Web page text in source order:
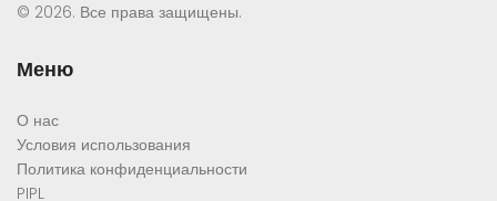
© 2026. Все права защищены.
Меню
О нас
Условия использования
Политика конфиденциальности
PIPL